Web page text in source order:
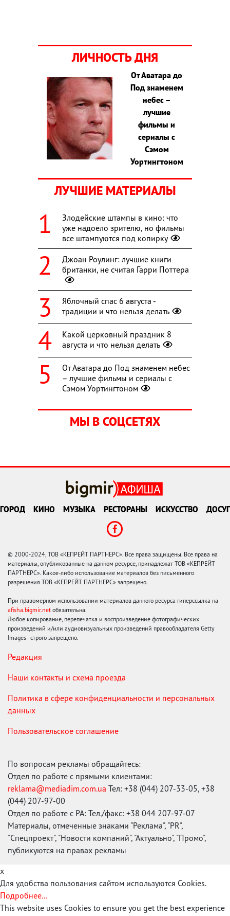
ЛИЧНОСТЬ ДНЯ
От Аватара до
Под знаменем
небес –
лучшие
фильмы и
сериалы с
Сэмом
Уортингтоном
ЛУЧШИЕ МАТЕРИАЛЫ
Злодейские штампы в кино: что
уже надоело зрителю, но фильмы
все штампуются под копирку
Джоан Роулинг: лучшие книги
британки, не считая Гарри Поттера
Яблочный спас 6 августа -
традиции и что нельзя делать
Какой церковный праздник 8
августа и что нельзя делать
От Аватара до Под знаменем небес
– лучшие фильмы и сериалы с
Сэмом Уортингтоном
МЫ В СОЦСЕТЯХ
ГОРОД КИНО МУЗЫКА РЕСТОРАНЫ ИСКУССТВО ДОСУГ
© 2000-2024, ТОВ «КЕПРЕЙТ ПАРТНЕРС». Все права защищены. Все права на
материалы, опубликованные на данном ресурсе, принадлежат ТОВ «КЕПРЕЙТ
ПАРТНЕРС». Какое-либо использование материалов без письменного
разрешения ТОВ «КЕПРЕЙТ ПАРТНЕРС» запрещено.
При правомерном использовании материалов данного ресурса гиперссылка на
afisha.bigmir.net обязательна.
Любое копирование, перепечатка и воспроизведение фотографических
произведений и/или аудиовизуальных произведений правообладателя Getty
Images - строго запрещено.
Редакция
Наши контакты и схема проезда
Политика в сфере конфиденциальности и персональных
данных
Пользовательское соглашение
По вопросам рекламы обращайтесь:
Отдел по работе с прямыми клиентами:
reklama@mediadim.com.ua Тел: +38 (044) 207-33-05, +38
(044) 207-97-00
Отдел по работе с РА: Тел./факс: +38 044 207-97-07
Материалы, отмеченные знаками "Реклама", "PR",
"Спецпроект", "Новости компаний", "Актуально", "Промо",
публикуются на правах рекламы
x
Для удобства пользования сайтом используются Cookies.
Подробнее...
This website uses Cookies to ensure you get the best experience